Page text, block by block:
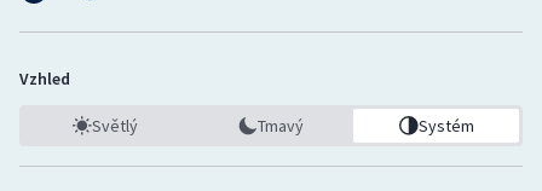
Vzhled
Světlý Tmavý Systém